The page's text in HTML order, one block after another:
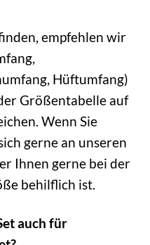
empfehlen wir
Hüftumfang)
Größentabelle auf
Wenn Sie
gerne an unseren
Ihnen gerne bei der
behilflich ist.
auch für